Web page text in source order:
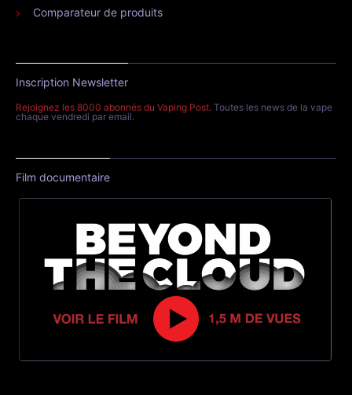
Comparateur de produits
Inscription Newsletter
Rejoignez les 8000 abonnés du Vaping Post. Toutes les news de la vape
chaque vendredi par email.
Film documentaire